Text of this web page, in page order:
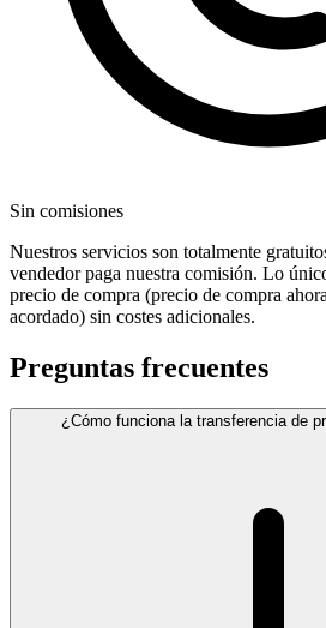
Sin comisiones
Nuestros servicios son totalmente
vendedor paga nuestra comisión. Lo
precio de compra (precio de compra
acordado) sin costes adicionales.
Preguntas frecuentes
¿Cómo funciona la transferencia de